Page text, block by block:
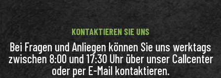
KONTAKTIEREN SIE UNS
Bei Fragen und Anliegen können Sie uns werktags
zwischen 8:00 und 17:30 Uhr über unser Callcenter
oder per E-Mail kontaktieren.